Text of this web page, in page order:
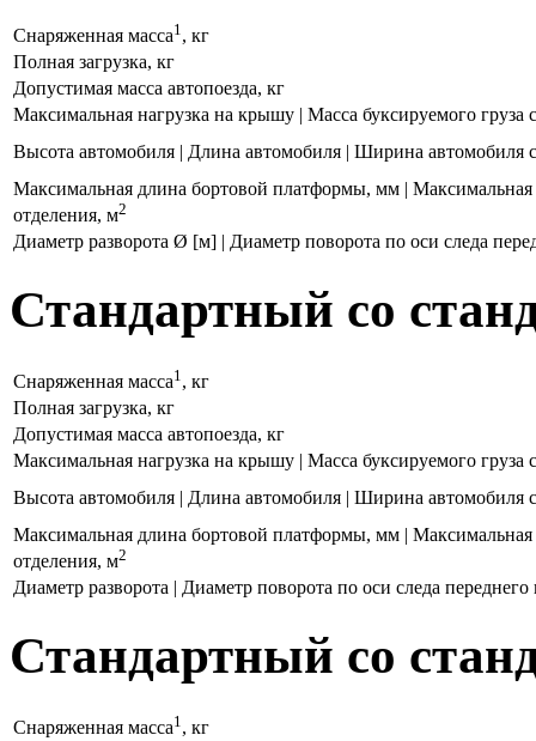
Снаряженная масса1, кг
Полная загрузка, кг
Допустимая масса автопоезда, кг
Максимальная нагрузка на крышу | Масса буксируемого груза
Высота автомобиля | Длина автомобиля | Ширина
Максимальная длина бортовой платформы, мм |
отделения, м2
Диаметр разворота Ø [м] | Диаметр поворота по оси следа
Стандартный со
Снаряженная масса1, кг
Полная загрузка, кг
Допустимая масса автопоезда, кг
Максимальная нагрузка на крышу | Масса буксируемого груза
Высота автомобиля | Длина автомобиля | Ширина
Максимальная длина бортовой платформы, мм |
отделения, м2
Диаметр разворота | Диаметр поворота по оси следа
Стандартный со
Снаряженная масса1 , кг